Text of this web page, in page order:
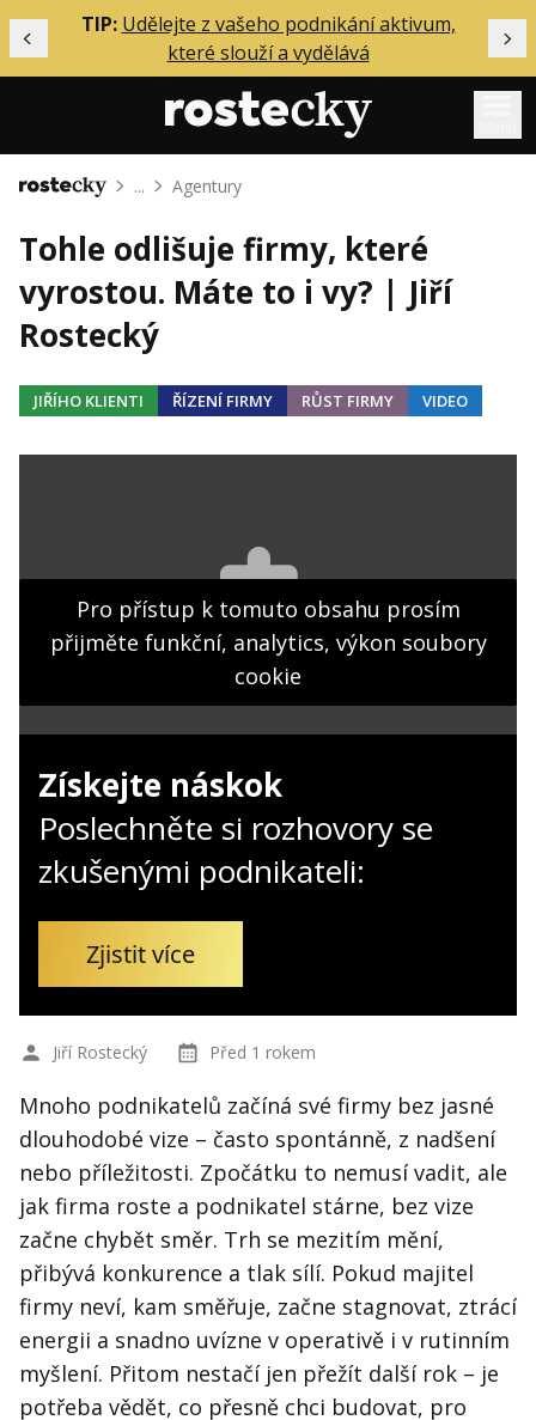
Předchozí
TIP: Udělejte z vašeho podnikání aktivum,
které slouží a vydělává
Mentoring
Podcasty
Solo
Akce
O mně
Obchodní podmínky
Hledaná fráze Hledat
Domů ... Agentury
Tohle odlišuje firmy, které
vyrostou. Máte to i vy? | Jiří
Rostecký
JIŘÍHO KLIENTI ŘÍZENÍ FIRMY RŮST FIRMY VIDEO
Pro přístup k tomuto obsahu prosím
přijměte funkční, analytics, výkon soubory
cookie
Získejte náskok
Poslechněte si rozhovory se
zkušenými podnikateli:
Zjistit více
Jiří Rostecký Před 1 rokem
Mnoho podnikatelů začíná své firmy bez jasné
dlouhodobé vize – často spontánně, z nadšení
nebo příležitosti. Zpočátku to nemusí vadit, ale
jak firma roste a podnikatel stárne, bez vize
začne chybět směr. Trh se mezitím mění,
přibývá konkurence a tlak sílí. Pokud majitel
firmy neví, kam směřuje, začne stagnovat, ztrácí
energii a snadno uvízne v operativě i v rutinním
myšlení. Přitom nestačí jen přežít další rok – je
potřeba vědět, co přesně chci budovat, pro